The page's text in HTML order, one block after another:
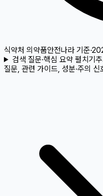
식약처 의약품안전나라 기준·
검색 질문·핵심 요약 펼치기
질문, 관련 가이드, 성분·주의